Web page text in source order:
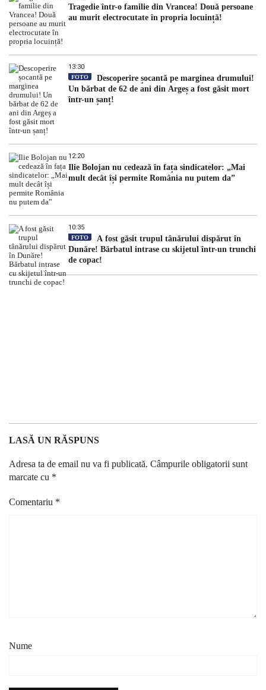
Tragedie într-o familie din Vrancea! Două persoane
au murit electrocutate în propria locuință!
13:30
FOTO
Descoperire șocantă pe marginea drumului!
Un bărbat de 62 de ani din Argeș a fost găsit mort
într-un șanț!
12:20
Ilie Bolojan nu cedează în fața sindicatelor: „Mai
mult decât își permite România nu putem da”
10:35
FOTO
A fost găsit trupul tânărului dispărut în
Dunăre! Bărbatul intrase cu skijetul într-un trunchi
de copac!
LASĂ UN RĂSPUNS
Adresa ta de email nu va fi publicată. Câmpurile obligatorii sunt
marcate cu *
Comentariu *
Nume